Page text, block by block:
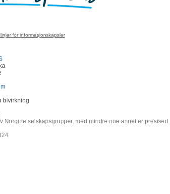
for informasjonskapsler
bivirkning
selskapsgrupper, med mindre noe annet er presisert.